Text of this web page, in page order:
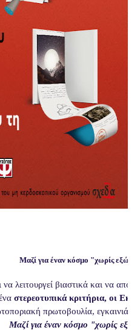
Μαζί για έναν κόσμο "χωρίς
λειτουργεί βιαστικά και να
στερεοτυπικά κριτήρια, οι
πρωτοβουλία,
Μαζί για έναν κόσμο "χωρίς